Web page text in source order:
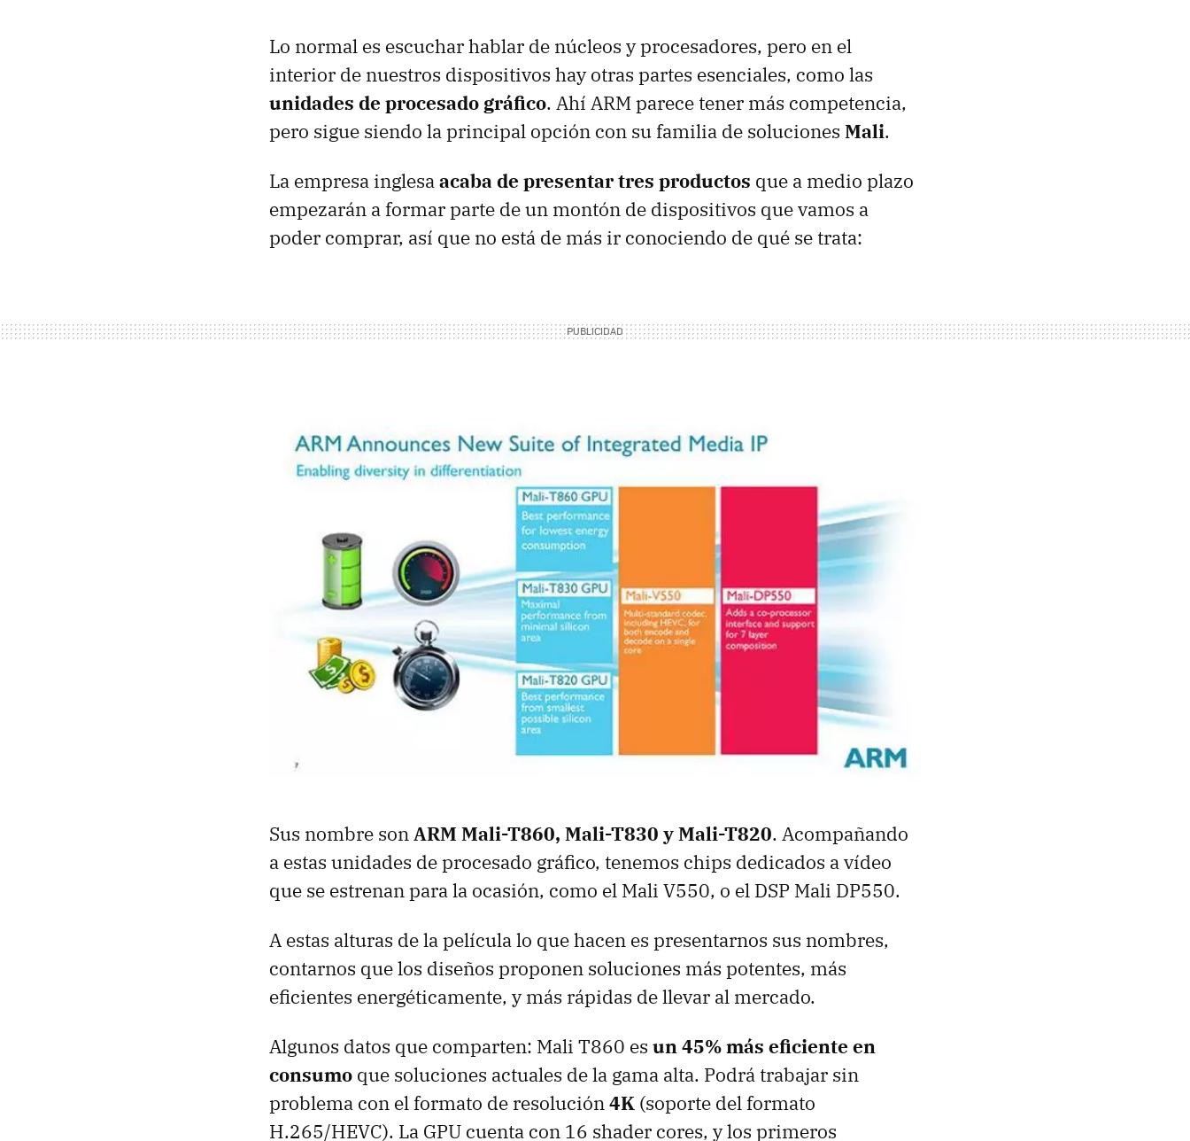
Lo normal es escuchar hablar de núcleos y procesadores, pero en el
interior de nuestros dispositivos hay otras partes esenciales, como las
unidades de procesado gráfico. Ahí ARM parece tener más competencia,
pero sigue siendo la principal opción con su familia de soluciones Mali.
La empresa inglesaacaba de presentar tres productos que a medio plazo
empezarán a formar parte de un montón de dispositivos que vamos a
poder comprar, así que no está de más ir conociendo de qué se trata:
Sus nombre sonARM Mali-T860, Mali-T830 y Mali-T820. Acompañando
a estas unidades de procesado gráfico, tenemos chips dedicados a vídeo
que se estrenan para la ocasión, como el Mali V550, o el DSP Mali DP550.
A estas alturas de la película lo que hacen es presentarnos sus nombres,
contarnos que los diseños proponen soluciones más potentes, más
eficientes energéticamente, y más rápidas de llevar al mercado.
Algunos datos que comparten: Mali T860 es un 45% más eficiente en
consumo que soluciones actuales de la gama alta. Podrá trabajar sin
problema con el formato de resolución4K (soporte del formato
H.265/HEVC). La GPU cuenta con 16 shader cores, y los primeros